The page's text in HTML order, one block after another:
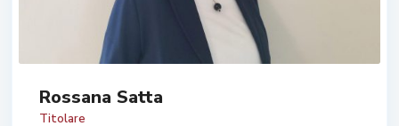
Rossana Satta
Titolare